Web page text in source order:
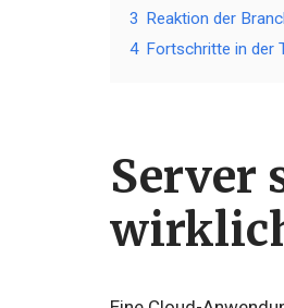
3 Reaktion der
4 Fortschritte in der
Server